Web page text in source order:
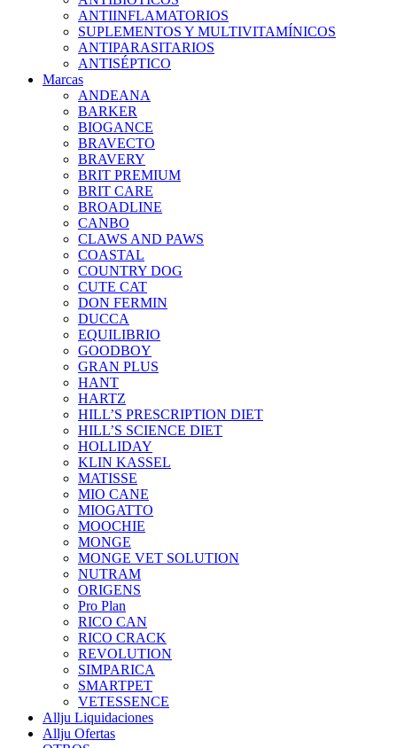
ANTIINFLAMATORIOS
SUPLEMENTOS Y MULTIVITAMÍNICOS
ANTIPARASITARIOS
ANTISÉPTICO
Marcas
ANDEANA
BARKER
BIOGANCE
BRAVECTO
BRAVERY
BRIT PREMIUM
BRIT CARE
BROADLINE
CANBO
CLAWS AND PAWS
COASTAL
COUNTRY DOG
CUTE CAT
DON FERMIN
DUCCA
EQUILIBRIO
GOODBOY
GRAN PLUS
HANT
HARTZ
HILL’S PRESCRIPTION DIET
HILL’S SCIENCE DIET
HOLLIDAY
KLIN KASSEL
MATISSE
MIO CANE
MIOGATTO
MOOCHIE
MONGE
MONGE VET SOLUTION
NUTRAM
ORIGENS
Pro Plan
RICO CAN
RICO CRACK
REVOLUTION
SIMPARICA
SMARTPET
VETESSENCE
Allju Liquidaciones
Allju Ofertas